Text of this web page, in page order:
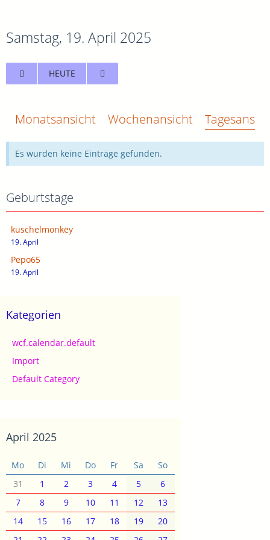
Samstag, 19. April 2025
HEUTE
Monatsansicht Wochenansicht
Es wurden keine Einträge gefunden.
Geburtstage
kuschelmonkey
19. April
Pepo65
19. April
Kategorien
wcf.calendar.default
Import
Default Category
April 2025
Mo Di Mi Do Fr Sa
So
31
1 2 3 4 5
6
7
8 9 10 11 12
13
14
15 16 17 18 19
20